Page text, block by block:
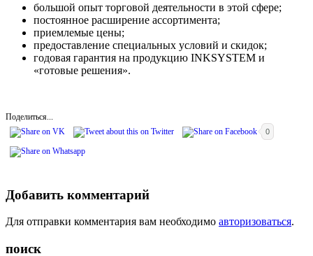
большой опыт торговой деятельности в этой сфере;
постоянное расширение ассортимента;
приемлемые цены;
предоставление специальных условий и скидок;
годовая гарантия на продукцию INKSYSTEM и
«готовые решения».
Поделиться...
0
Добавить комментарий
Для отправки комментария вам необходимо авторизоваться.
поиск